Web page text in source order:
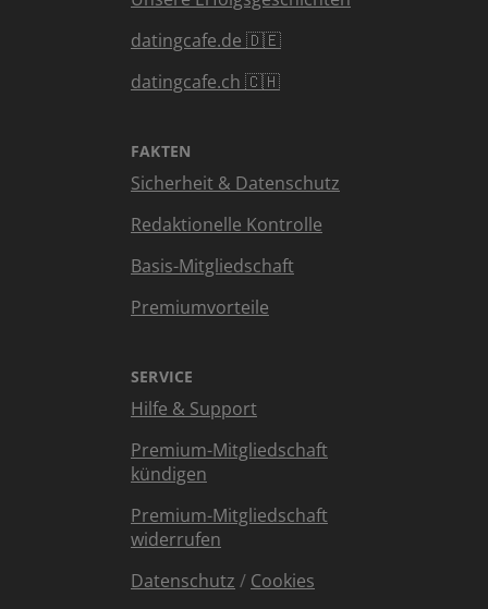
datingcafe.de 🇩🇪
datingcafe.ch 🇨🇭
FAKTEN
Sicherheit & Datenschutz
Redaktionelle Kontrolle
Basis-Mitgliedschaft
Premiumvorteile
SERVICE
Hilfe & Support
Premium-Mitgliedschaft
kündigen
Premium-Mitgliedschaft
widerrufen
Datenschutz / Cookies